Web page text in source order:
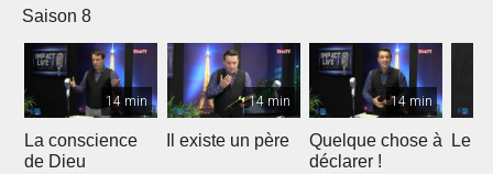
Saison 8
14 min
La conscience
de Dieu
14 min
Il existe un père
14 min
Quelque chose à
déclarer !
Le